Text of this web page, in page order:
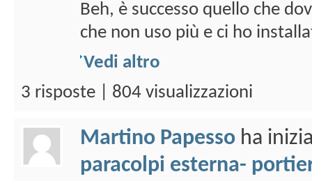
Beh, è successo quello che
che non uso più e ci ho
Vedi altro
3 risposte | 804 visualizzazioni
Martino Papesso ha
paracolpi esterna-